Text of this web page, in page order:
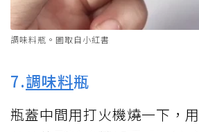
調味料瓶。圖取自小紅書
7.調味料瓶
瓶蓋中間用打火機燒一下，